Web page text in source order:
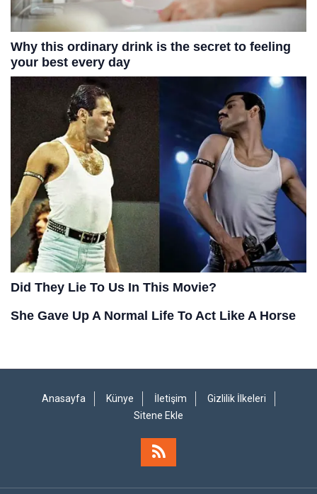
Anasayfa Künye İletişim
Gizlilik İlkeleri
Sitene Ekle